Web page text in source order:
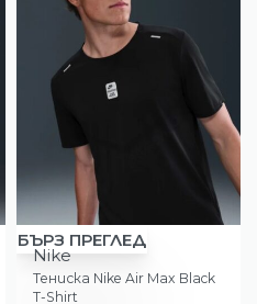
-28%
БЪРЗ ПРЕГЛЕД
Nike
Тениска Nike Air Max Black
T-Shirt